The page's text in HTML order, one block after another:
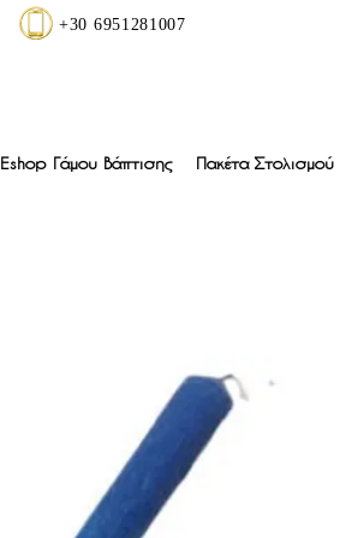
+30 6951281007
Eshop Γάμου Βάπτισης Πακέτα Στολισμού